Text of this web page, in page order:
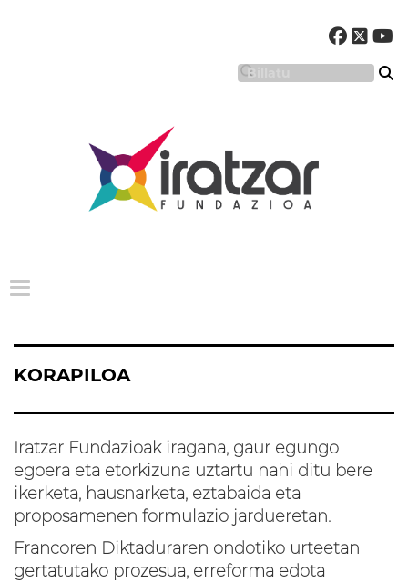
Menu nagusia
KORAPILOA
Iratzar Fundazioak iragana, gaur egungo
egoera eta etorkizuna uztartu nahi ditu bere
ikerketa, hausnarketa, eztabaida eta
proposamenen formulazio jardueretan.
Francoren Diktaduraren ondotiko urteetan
gertatutako prozesua, erreforma edota